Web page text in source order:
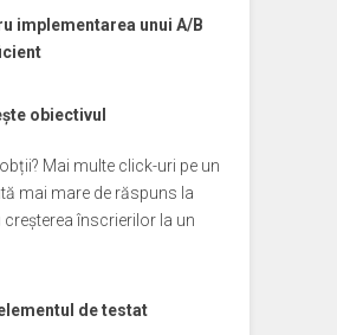
implementarea unui A/B
obiectivul
Mai multe click-uri pe un
mai mare de răspuns la
înscrierilor la un
de testat